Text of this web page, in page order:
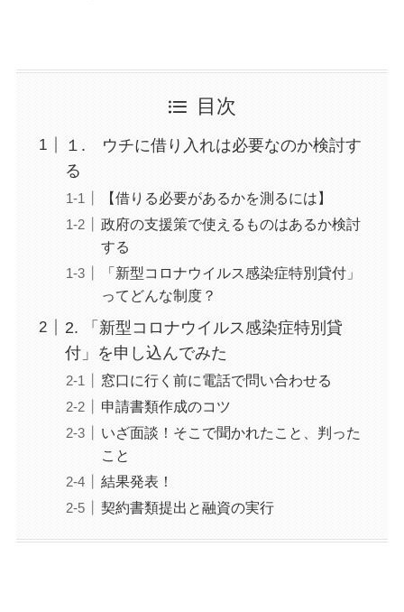
目次
１. ウチに借り入れは必要なのか検討す
る
【借りる必要があるかを測るには】
政府の支援策で使えるものはあるか検討
する
「新型コロナウイルス感染症特別貸付」
ってどんな制度？
2. 「新型コロナウイルス感染症特別貸
付」を申し込んでみた
窓口に行く前に電話で問い合わせる
申請書類作成のコツ
いざ面談！そこで聞かれたこと、判った
こと
結果発表！
契約書類提出と融資の実行